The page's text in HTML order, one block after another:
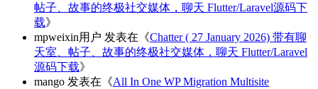
帖子、故事的终极社交媒体，聊天 Flutter/Laravel源码下
载》
mpweixin用户 发表在《Chatter ( 27 January 2026) 带有聊
天室、帖子、故事的终极社交媒体，聊天 Flutter/Laravel
源码下载》
mango 发表在《All In One WP Migration Multisite